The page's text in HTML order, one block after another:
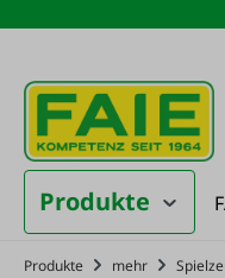
Hauptinhalt springen
Zur Suche springen
Zur
Produkte
Produkte mehr